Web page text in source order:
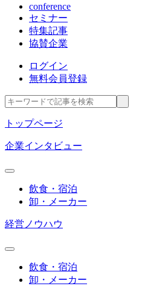
conference
セミナー
特集記事
協賛企業
ログイン
無料会員登録
トップページ
企業インタビュー
飲食・宿泊
卸・メーカー
経営ノウハウ
飲食・宿泊
卸・メーカー